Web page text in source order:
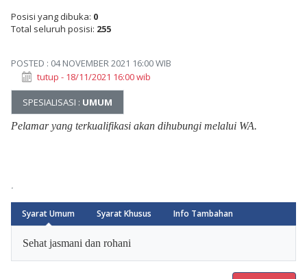
Posisi yang dibuka: 0
Total seluruh posisi: 255
POSTED : 04 NOVEMBER 2021 16:00 WIB
tutup - 18/11/2021 16:00 wib
SPESIALISASI : UMUM
Pelamar yang terkualifikasi akan dihubungi melalui WA.
.
Syarat Umum
Arrow
Syarat Khusus Info Tambahan
Sehat jasmani dan rohani